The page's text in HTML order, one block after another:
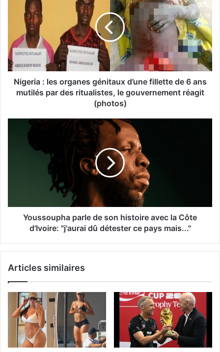
Nigeria : les organes génitaux d’une fillette de 6 ans
mutilés par des ritualistes, le gouvernement réagit
(photos)
Youssoupha parle de son histoire avec la Côte
d'Ivoire: "j'aurai dû détester ce pays mais..."
Articles similaires